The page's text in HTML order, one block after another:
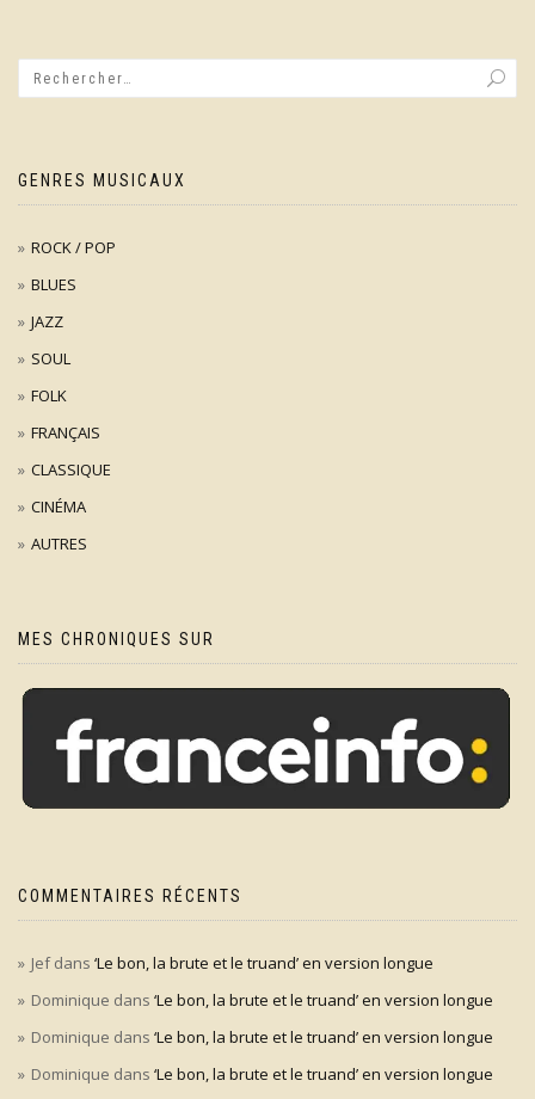
GENRES MUSICAUX
ROCK / POP
BLUES
JAZZ
SOUL
FOLK
FRANÇAIS
CLASSIQUE
CINÉMA
AUTRES
MES CHRONIQUES SUR
COMMENTAIRES RÉCENTS
Jefdans ‘Le bon, la brute et le truand’ en version longue
Dominique dans ‘Le bon, la brute et le truand’ en version longue
Dominique dans ‘Le bon, la brute et le truand’ en version longue
Dominique dans ‘Le bon, la brute et le truand’ en version longue